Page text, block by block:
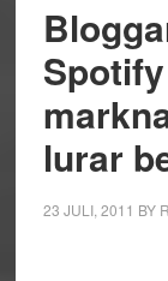
lurar
23 JULI, 2011 BY